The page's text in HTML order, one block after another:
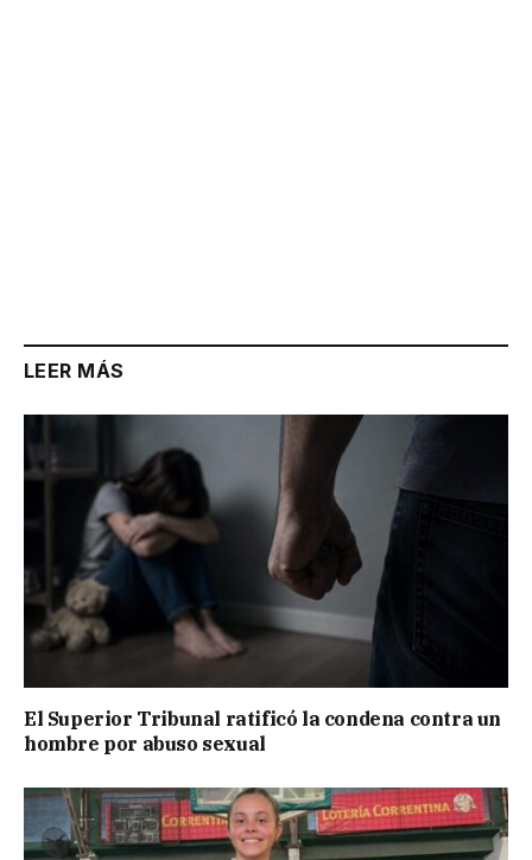
LEER MÁS
El Superior Tribunal ratificó la condena contra un
hombre por abuso sexual